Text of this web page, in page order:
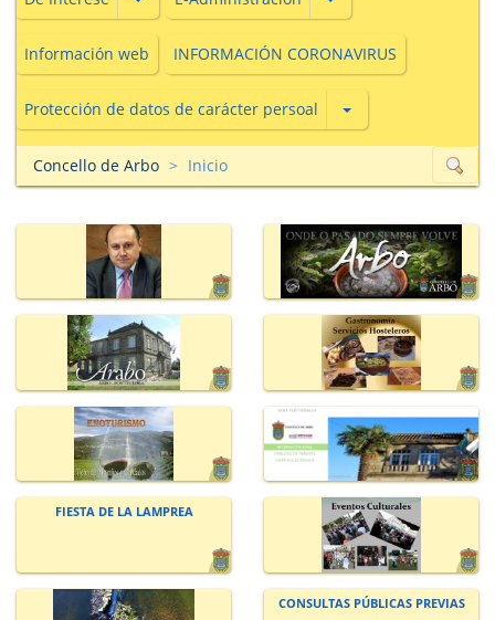
Información web INFORMACIÓN CORONAVIRUS
Protección de datos de carácter persoal Subsecciones de
Concello de Arbo Inicio
FIESTA DE LA LAMPREA
CONSULTAS PÚBLICAS PREVIAS